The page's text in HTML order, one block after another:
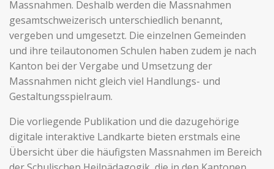
Massnahmen. Deshalb werden die Massnahmen
gesamtschweizerisch unterschiedlich benannt,
vergeben und umgesetzt. Die einzelnen Gemeinden
und ihre teilautonomen Schulen haben zudem je nach
Kanton bei der Vergabe und Umsetzung der
Massnahmen nicht gleich viel Handlungs- und
Gestaltungsspielraum.
Die vorliegende Publikation und die dazugehörige
digitale interaktive Landkarte bieten erstmals eine
Übersicht über die häufigsten Massnahmen im Bereich